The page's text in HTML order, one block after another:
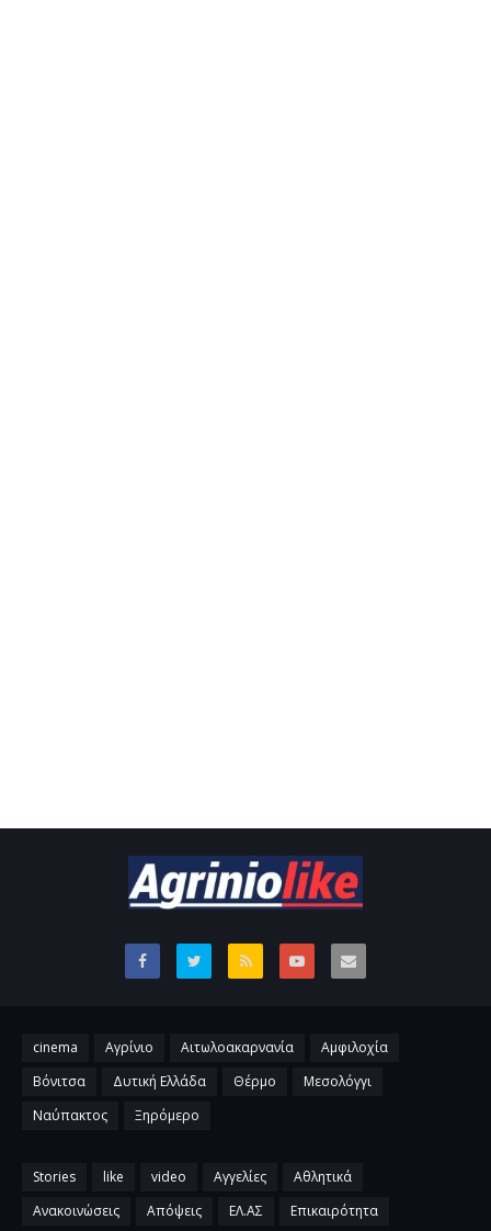
cinema Αγρίνιο Αιτωλοακαρνανία
Αμφιλοχία
Βόνιτσα
Δυτική Ελλάδα Θέρμο
Μεσολόγγι
Ναύπακτος
Ξηρόμερο
Stories like video Αγγελίες
Αθλητικά
Ανακοινώσεις
Απόψεις ΕΛ.ΑΣ Επικαιρότητα